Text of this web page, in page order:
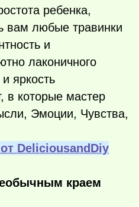
ребенка,
вам любые травинки
и
лаконичного
яркость
в которые мастер
Эмоции, Чувства,
DeliciousandDiy
краем